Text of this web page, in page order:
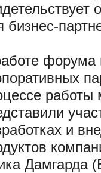
бизнес-
форума
работы
и
Дамгарда